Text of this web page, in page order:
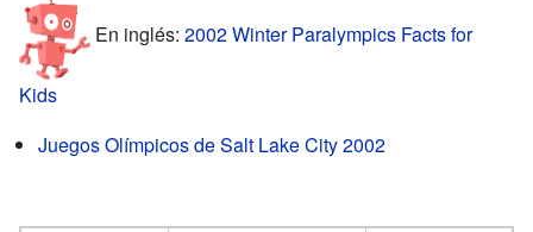
En inglés: 2002 Winter Paralympics Facts for
Kids
Juegos Olímpicos de Salt Lake City 2002